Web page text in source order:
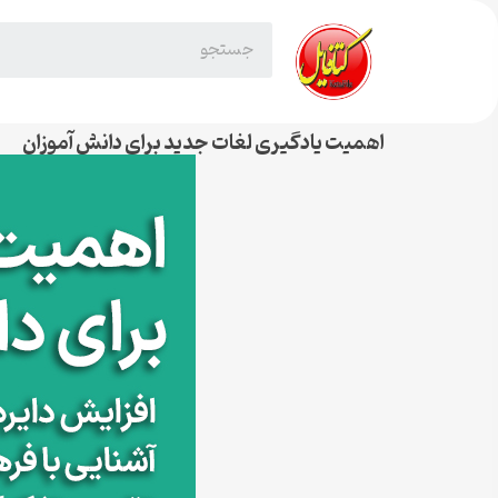
اهمیت یادگیری لغات جدید برای دانش آموزان